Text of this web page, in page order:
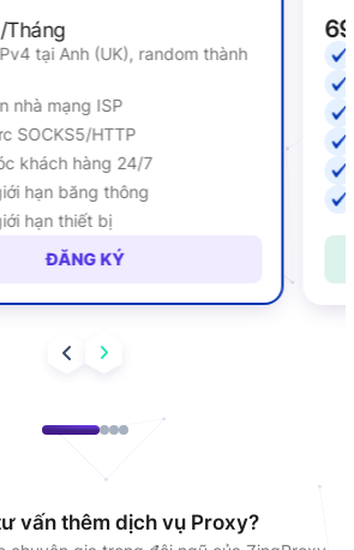
tại Anh (UK), random thành
nhà mạng ISP
SOCKS5/HTTP
khách hàng 24/7
hạn băng thông
hạn thiết bị
ĐĂNG KÝ
vấn thêm dịch vụ Proxy?